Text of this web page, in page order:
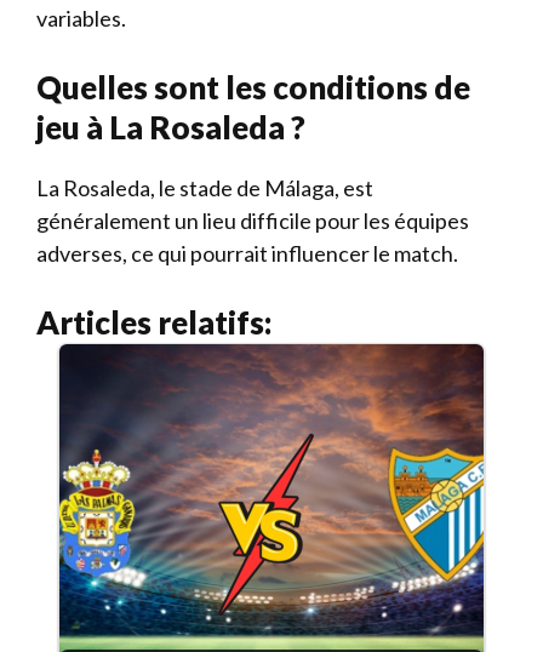
variables.
Quelles sont les conditions de
jeu à La Rosaleda ?
La Rosaleda, le stade de Málaga, est
généralement un lieu difficile pour les équipes
adverses, ce qui pourrait influencer le match.
Articles relatifs: